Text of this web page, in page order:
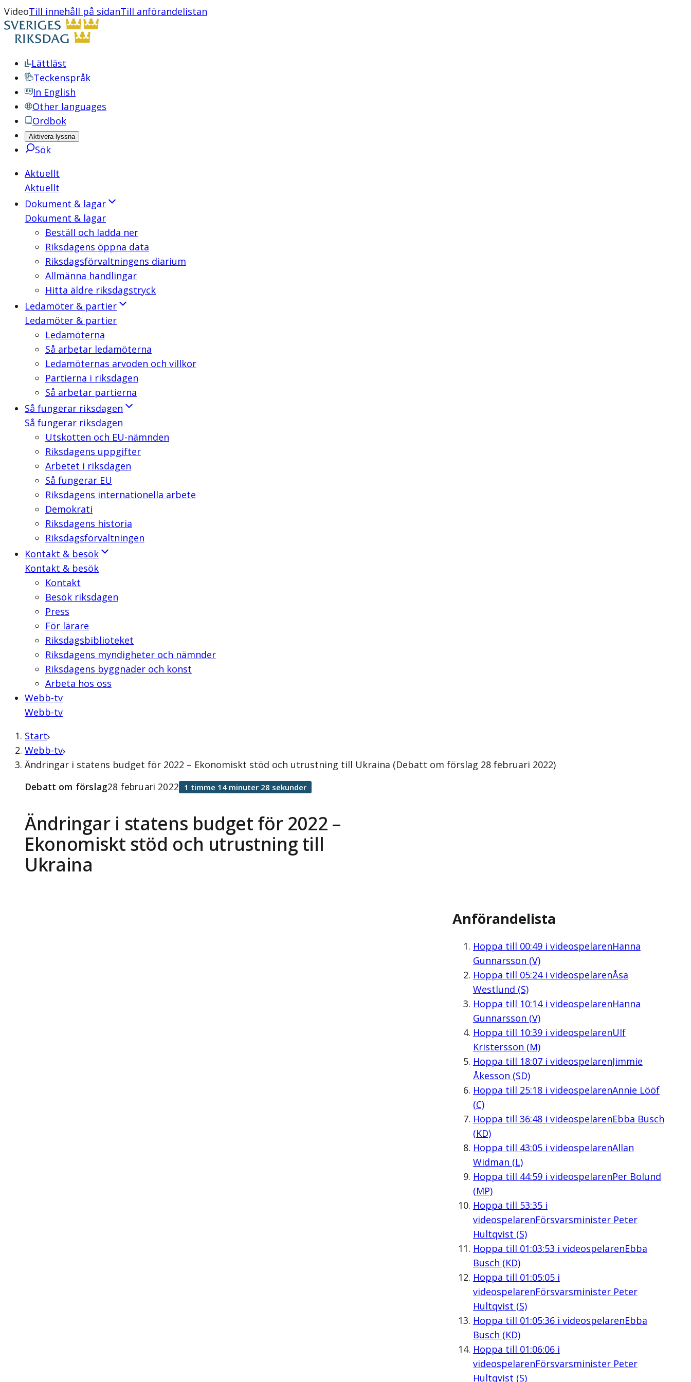
VideoTill innehåll på sidanTill anförandelistan
Lättläst
Teckenspråk
In English
Other languages
Ordbok
Aktivera lyssna
Sök
Aktuellt
Aktuellt
Dokument & lagar
Dokument & lagar
Beställ och ladda ner
Riksdagens öppna data
Riksdagsförvaltningens diarium
Allmänna handlingar
Hitta äldre riksdagstryck
Ledamöter & partier
Ledamöter & partier
Ledamöterna
Så arbetar ledamöterna
Ledamöternas arvoden och villkor
Partierna i riksdagen
Så arbetar partierna
Så fungerar riksdagen
Så fungerar riksdagen
Utskotten och EU-nämnden
Riksdagens uppgifter
Arbetet i riksdagen
Så fungerar EU
Riksdagens internationella arbete
Demokrati
Riksdagens historia
Riksdagsförvaltningen
Kontakt & besök
Kontakt & besök
Kontakt
Besök riksdagen
Press
För lärare
Riksdagsbiblioteket
Riksdagens myndigheter och nämnder
Riksdagens byggnader och konst
Arbeta hos oss
Webb-tv
Webb-tv
Start
Webb-tv
Ändringar i statens budget för 2022 – Ekonomiskt stöd och utrustning till Ukraina (Debatt om förslag 28 februari 2022)
Ändringar i statens budget för 2022 –
Ekonomiskt stöd och utrustning till
Ukraina
Debatt om förslag28 februari 2022 1 timme 14 minuter 28 sekunder
Anförandelista
Hoppa till 00:49i videospelarenHanna
Gunnarsson (V)
Hoppa till 05:24i videospelarenÅsa
Westlund (S)
Hoppa till 10:14i videospelarenHanna
Gunnarsson (V)
Hoppa till 10:39i videospelarenUlf
Kristersson (M)
Hoppa till 18:07i videospelarenJimmie
Åkesson (SD)
Hoppa till 25:18i videospelarenAnnie Lööf
(C)
Hoppa till 36:48i videospelarenEbba Busch
(KD)
Hoppa till 43:05i videospelarenAllan
Widman (L)
Hoppa till 44:59i videospelarenPer Bolund
(MP)
Hoppa till 53:35i
videospelarenFörsvarsminister Peter
Hultqvist (S)
Hoppa till 01:03:53 i videospelarenEbba
Busch (KD)
Hoppa till 01:05:05i
videospelarenFörsvarsminister Peter
Hultqvist (S)
Hoppa till 01:05:36i videospelarenEbba
Busch (KD)
Hoppa till 01:06:06i
videospelarenFörsvarsminister Peter
Hultqvist (S)